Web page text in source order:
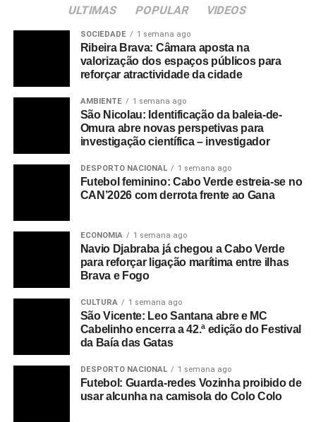
Fonte: Inforpress
RELATED TOPICS: DESTAQUE
São Nicolau: Escola Primária Lúcilia Freitas no
Tarrafal ganha pintura nova graça a trabalho de
grupo de voluntários
São Nicolau: Início das obras de requalificação
urbanística das ruas da Ribeira Brava previsto
para quinta-feira
ULTIMAS POPULAR VIDEOS
SOCIEDADE 1 semana ago
Ribeira Brava: Câmara aposta na
valorização dos espaços públicos para
reforçar atractividade da cidade
AMBIENTE 1 semana ago
São Nicolau: Identificação da baleia-de-
Omura abre novas perspetivas para
investigação científica – investigador
DESPORTO NACIONAL 1 semana ago
Futebol feminino: Cabo Verde estreia-se no
CAN’2026 com derrota frente ao Gana
ECONOMIA 1 semana ago
Navio Djabraba já chegou a Cabo Verde
para reforçar ligação marítima entre ilhas
Brava e Fogo
CULTURA 1 semana ago
São Vicente: Leo Santana abre e MC
Cabelinho encerra a 42.ª edição do Festival
da Baía das Gatas
DESPORTO NACIONAL 1 semana ago
Futebol: Guarda-redes Vozinha proibido de
usar alcunha na camisola do Colo Colo